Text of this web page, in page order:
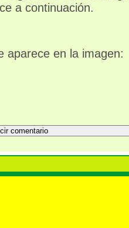
a continuación.
aparece en la imagen: